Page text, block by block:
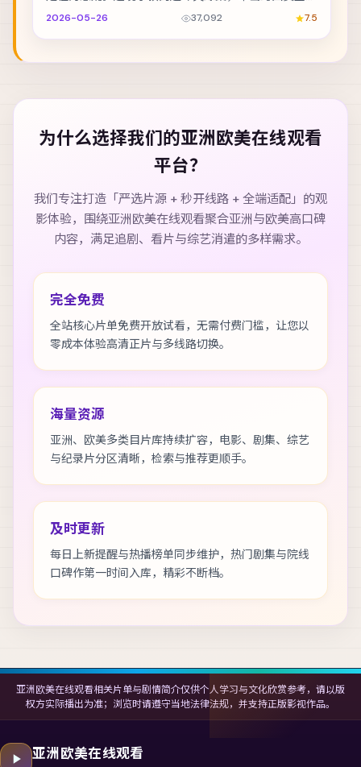
家族恩怨。主演包括彭于晏、刘亦菲、雷佳音 等，表...
2026-05-26 37,092 7.5
为什么选择我们的亚洲欧美在线观看
平台？
我们专注打造「严选片源 + 秒开线路 + 全端适配」的观
影体验，围绕亚洲欧美在线观看聚合亚洲与欧美高口碑
内容，满足追剧、看片与综艺消遣的多样需求。
完全免费
全站核心片单免费开放试看，无需付费门槛，让您以
零成本体验高清正片与多线路切换。
海量资源
亚洲、欧美多类目片库持续扩容，电影、剧集、综艺
与纪录片分区清晰，检索与推荐更顺手。
及时更新
每日上新提醒与热播榜单同步维护，热门剧集与院线
口碑作第一时间入库，精彩不断档。
亚洲欧美在线观看相关片单与剧情简介仅供个人学习与文化欣赏参考，请以版
权方实际播出为准；浏览时请遵守当地法律法规，并支持正版影视作品。
亚洲欧美在线观看